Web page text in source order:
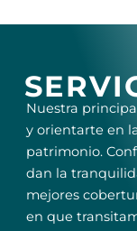
Nuestra
y orientarte en
patrimonio.
dan la
mejores
en que